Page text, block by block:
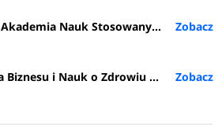
Nauk Stosowanych w Warszawie
i Nauk o Zdrowiu w Łodzi